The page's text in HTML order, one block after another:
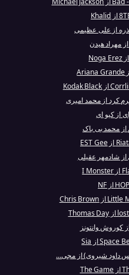
گذره از علی عظیمی
از مهراد هیدن
کرد از محمد امیری
از کیو ای
از محمد بی باک
از شادمهر عقیلی
کوروش وانتونز
داود شیروی) از مجی...